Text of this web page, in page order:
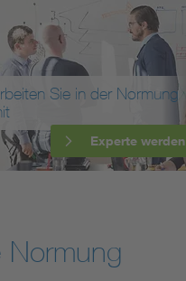
Sie in der Normung
Experte werden
Normung